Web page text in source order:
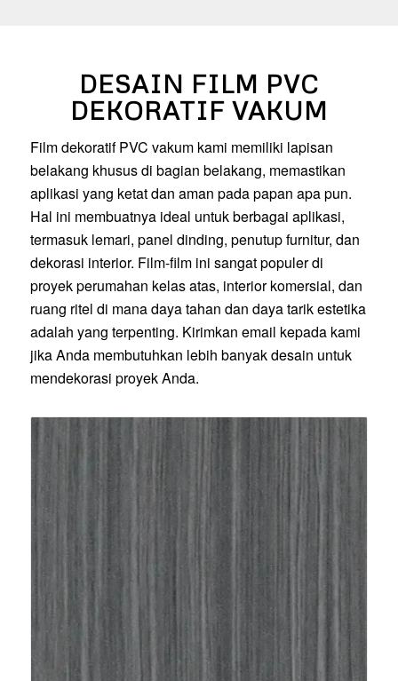
DESAIN FILM PVC
DEKORATIF VAKUM
Film dekoratif PVC vakum kami memiliki lapisan
belakang khusus di bagian belakang, memastikan
aplikasi yang ketat dan aman pada papan apa pun.
Hal ini membuatnya ideal untuk berbagai aplikasi,
termasuk lemari, panel dinding, penutup furnitur, dan
dekorasi interior. Film-film ini sangat populer di
proyek perumahan kelas atas, interior komersial, dan
ruang ritel di mana daya tahan dan daya tarik estetika
adalah yang terpenting. Kirimkan email kepada kami
jika Anda membutuhkan lebih banyak desain untuk
mendekorasi proyek Anda.